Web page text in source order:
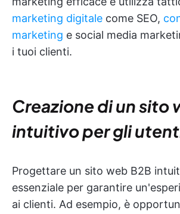
marketing digitale come SEO,
marketing e social media
i tuoi clienti.
Creazione di un sito
intuitivo per gli
Progettare un sito web B2B
essenziale per garantire
ai clienti. Ad esempio, è